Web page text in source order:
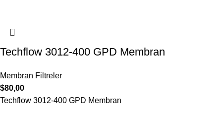
Techflow 3012-400 GPD Membran
Membran Filtreler
$80,00
Techflow 3012-400 GPD Membran